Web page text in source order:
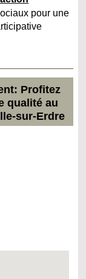
pour une
Profitez
qualité au
sur-Erdre